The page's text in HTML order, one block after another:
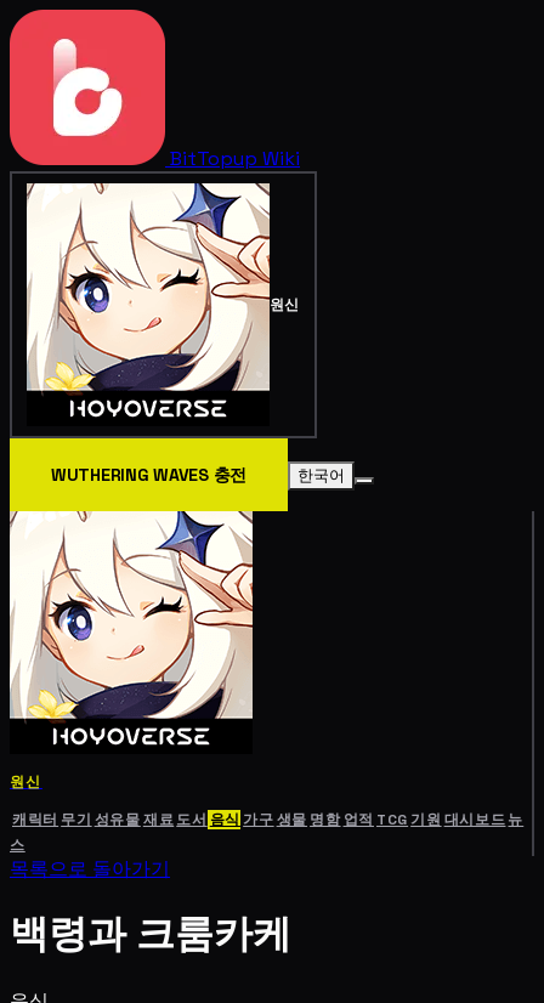
BitTopup Wiki
원신
WUTHERING WAVES 충전 한국어
원신
캐릭터 무기 성유물재료도서 음식 가구생물 명함 업적 TCG기원 대시보드뉴
스
목록으로 돌아가기
백령과 크룸카케